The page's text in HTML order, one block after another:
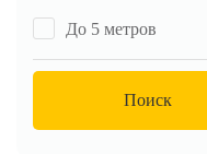
До 5 метров